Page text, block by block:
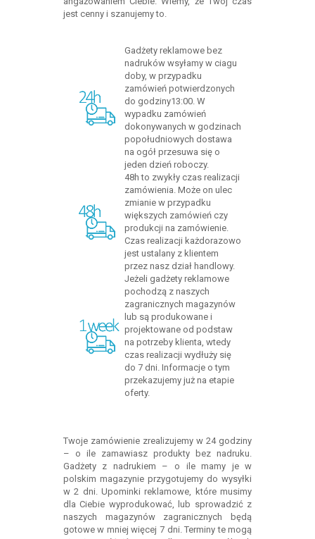
jest cenny i szanujemy to.
Gadżety reklamowe bez
nadruków wsyłamy w ciagu
doby, w przypadku
zamówień potwierdzonych
do godziny13:00. W
wypadku zamówień
dokonywanych w godzinach
popołudniowych dostawa
na ogół przesuwa się o
jeden dzień roboczy.
48h to zwykły czas realizacji
zamówienia. Może on ulec
zmianie w przypadku
większych zamówień czy
produkcji na zamówienie.
Czas realizacji każdorazowo
jest ustalany z klientem
przez nasz dział handlowy.
Jeżeli gadżety reklamowe
pochodzą z naszych
zagranicznych magazynów
lub są produkowane i
projektowane od podstaw
na potrzeby klienta, wtedy
czas realizacji wydłuży się
do 7 dni. Informacje o tym
przekazujemy już na etapie
oferty.
Twoje zamówienie zrealizujemy w 24 godziny
– o ile zamawiasz produkty bez nadruku.
Gadżety z nadrukiem – o ile mamy je w
polskim magazynie przygotujemy do wysyłki
w 2 dni. Upominki reklamowe, które musimy
dla Ciebie wyprodukować, lub sprowadzić z
naszych magazynów zagranicznych będą
gotowe w mniej więcej 7 dni. Terminy te mogą